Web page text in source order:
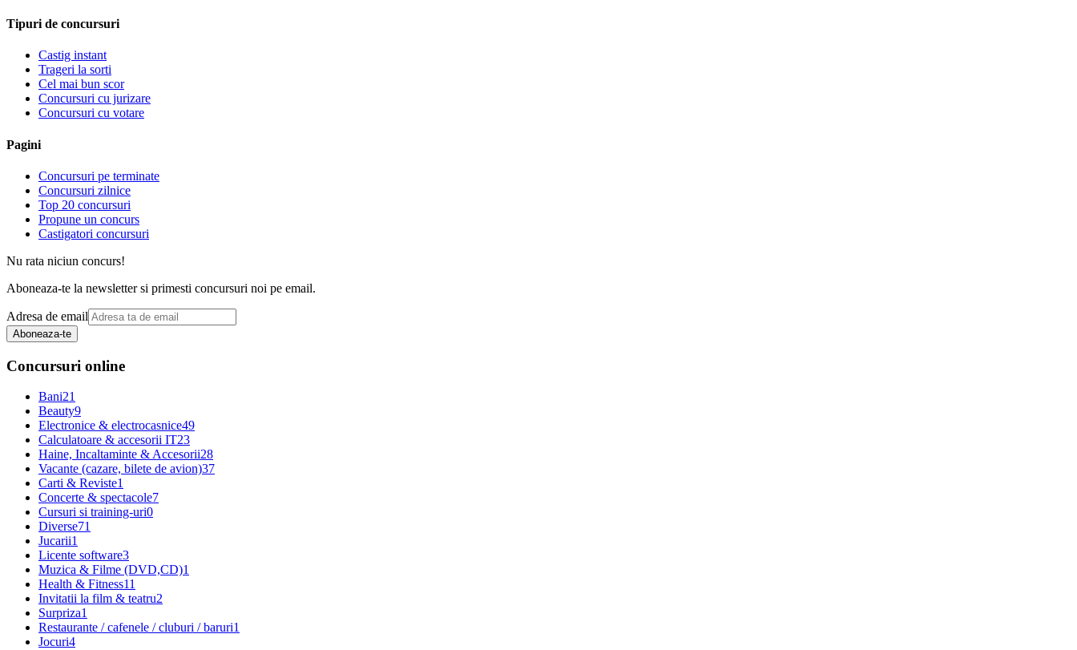
Tipuri de concursuri
Castig instant
Trageri la sorti
Cel mai bun scor
Concursuri cu jurizare
Concursuri cu votare
Pagini
Concursuri pe terminate
Concursuri zilnice
Top 20 concursuri
Propune un concurs
Castigatori concursuri
Nu rata niciun concurs!
Aboneaza-te la newsletter si primesti concursuri noi pe email.
Adresa de email
Aboneaza-te
Concursuri online
Bani21
Beauty9
Electronice & electrocasnice49
Calculatoare & accesorii IT23
Haine, Incaltaminte & Accesorii28
Vacante (cazare, bilete de avion)37
Carti & Reviste1
Concerte & spectacole7
Cursuri si training-uri0
Diverse71
Jucarii1
Licente software3
Muzica & Filme (DVD,CD)1
Health & Fitness11
Invitatii la film & teatru2
Surpriza1
Restaurante / cafenele / cluburi / baruri1
Jocuri4